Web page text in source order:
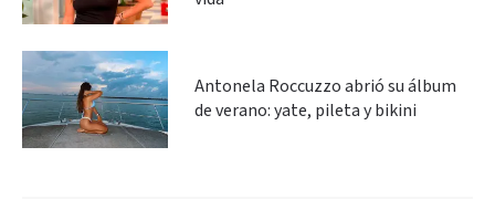
Antonela Roccuzzo abrió su álbum
de verano: yate, pileta y bikini